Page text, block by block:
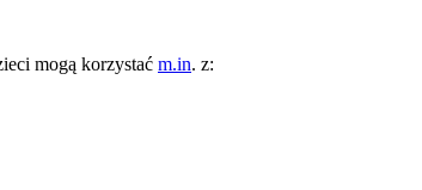
mogą korzystać m.in. z: